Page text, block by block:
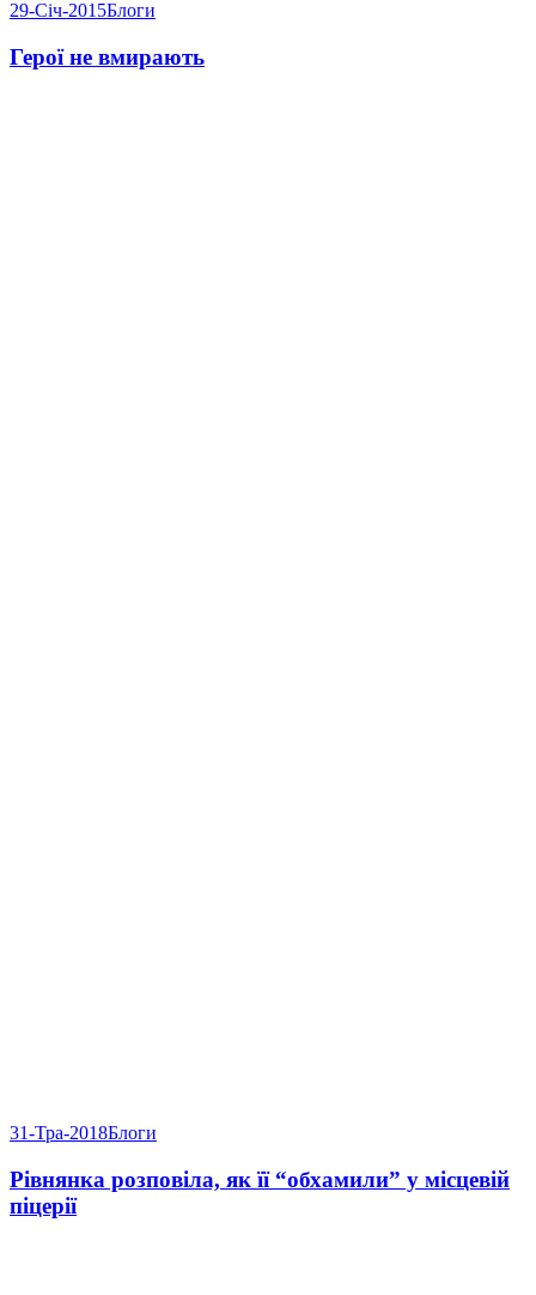
29-Січ-2015Блоги
Герої не вмирають
31-Тра-2018Блоги
Рівнянка розповіла, як її “обхамили” у місцевій
піцерії